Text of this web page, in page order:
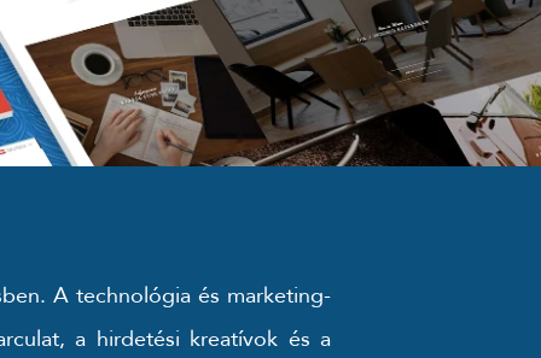
VAGY ONLINE TALÁLKOZÓRA,
AMIT A MEGBESZÉLÉST
Weboldal design
Mobil design
Arculattervezés
A technológia és marketing-
a hirdetési kreatívok és a